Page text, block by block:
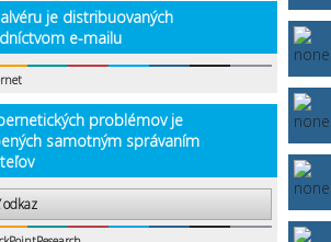
je distribuovaných
e-mailu
problémov je
samotným správaním